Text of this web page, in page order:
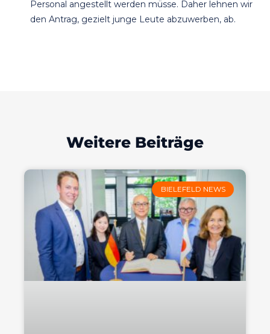
Personal angestellt werden müsse. Daher lehnen wir
den Antrag, gezielt junge Leute abzuwerben, ab.
Weitere Beiträge
BIELEFELD NEWS